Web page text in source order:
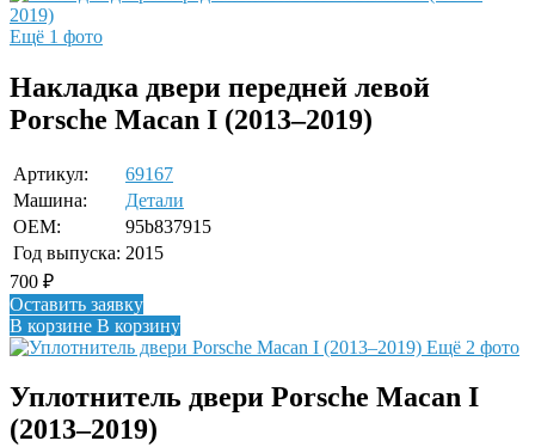
Ещё 1 фото
Накладка двери передней левой
Porsche Macan I (2013–2019)
Артикул:
69167
Машина:
Детали
OEM:
95b837915
Год выпуска: 2015
700 ₽
Оставить заявку
В корзине В корзину
Ещё 2 фото
Уплотнитель двери Porsche Macan I
(2013–2019)